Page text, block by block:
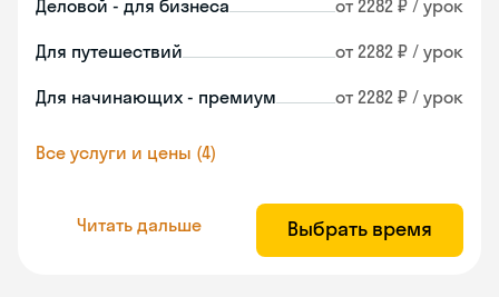
Деловой - для бизнеса от 2282 ₽ / урок
Для путешествий от 2282 ₽ / урок
Для начинающих - премиум от 2282 ₽ / урок
Все услуги и цены (4)
Читать дальше Выбрать время